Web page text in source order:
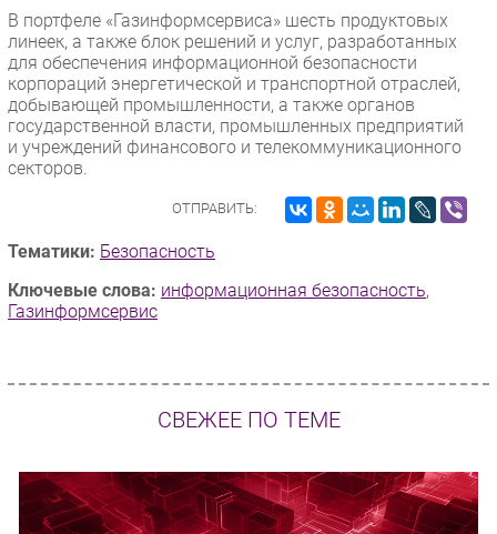
В портфеле «Газинформсервиса» шесть продуктовых
линеек, а также блок решений и услуг, разработанных
для обеспечения информационной безопасности
корпораций энергетической и транспортной отраслей,
добывающей промышленности, а также органов
государственной власти, промышленных предприятий
и учреждений финансового и телекоммуникационного
секторов.
ОТПРАВИТЬ:
Тематики: Безопасность
Ключевые слова: информационная безопасность,
Газинформсервис
СВЕЖЕЕ ПО ТЕМЕ